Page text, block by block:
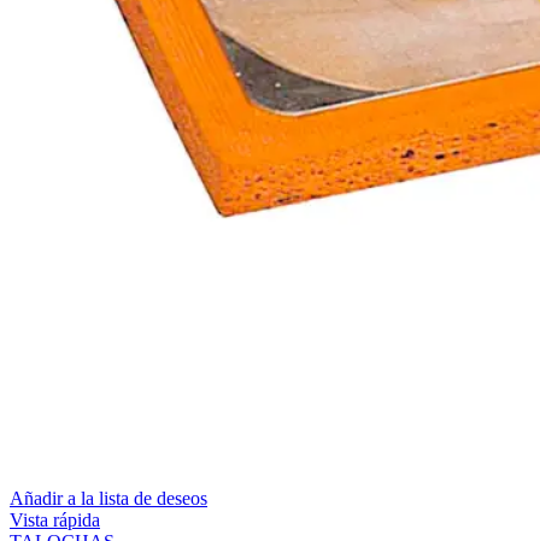
Añadir a la lista de deseos
Vista rápida